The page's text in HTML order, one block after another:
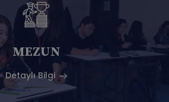
MEZUN
Detaylı Bilgi